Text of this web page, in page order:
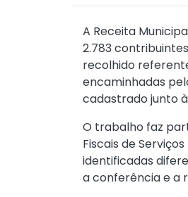
A Receita
2.783
recolhido
encaminhadas
cadastrado junto
O trabalho faz
Fiscais de
identificadas
a conferência e a